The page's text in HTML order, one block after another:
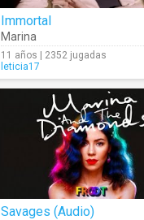
Immortal
Marina
11 años | 2352 jugadas
leticia17
Savages (Audio)